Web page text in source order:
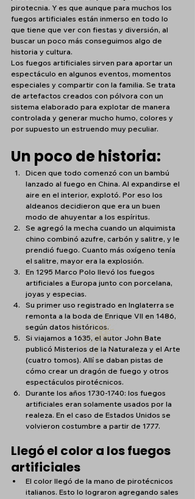
pirotecnia. Y es que aunque para muchos los
fuegos artificiales están inmerso en todo lo
que tiene que ver con fiestas y diversión, al
buscar un poco más conseguimos algo de
historia y cultura.
Los fuegos artificiales sirven para aportar un
espectáculo en algunos eventos, momentos
especiales y compartir con la familia. Se trata
de artefactos creados con pólvora con un
sistema elaborado para explotar de manera
controlada y generar mucho humo, colores y
por supuesto un estruendo muy peculiar.
Un poco de historia:
Dicen que todo comenzó con un bambú
lanzado al fuego en China. Al expandirse el
aire en el interior, explotó. Por eso los
aldeanos decidieron que era un buen
modo de ahuyentar a los espíritus.
Se agregó la mecha cuando un alquimista
chino combinó azufre, carbón y salitre, y le
prendió fuego. Cuanto más oxígeno tenía
el salitre, mayor era la explosión.
En 1295 Marco Polo llevó los fuegos
artificiales a Europa junto con porcelana,
joyas y especias.
Su primer uso registrado en Inglaterra se
remonta a la boda de Enrique VII en 1486,
según datos históricos.
Si viajamos a 1635, el autor John Bate
publicó Misterios de la Naturaleza y el Arte
(cuatro tomos). Allí se daban pistas de
cómo crear un dragón de fuego y otros
espectáculos pirotécnicos.
Durante los años 1730-1740: los fuegos
artificiales eran solamente usados por la
realeza. En el caso de Estados Unidos se
volvieron costumbre a partir de 1777.
Llegó el color a los fuegos
artificiales
El color llegó de la mano de pirotécnicos
italianos. Esto lo lograron agregando sales